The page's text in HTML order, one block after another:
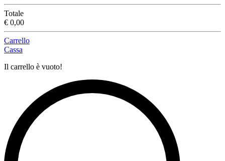
Totale
€ 0,00
Carrello
Cassa
Il carrello è vuoto!